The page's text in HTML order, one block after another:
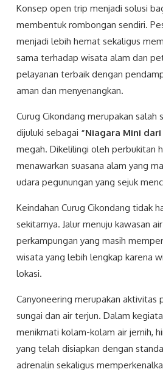
Konsep open trip menjadi solusi
membentuk rombongan sendiri.
menjadi lebih hemat sekaligus
sama terhadap wisata alam dan
pelayanan terbaik dengan
aman dan menyenangkan.
Curug Cikondang merupakan
dijuluki sebagai “Niagara Mini
megah. Dikelilingi oleh perbukitan
menawarkan suasana alam yang
udara pegunungan yang sejuk
Keindahan Curug Cikondang tidak
sekitarnya. Jalur menuju kawasan
perkampungan yang masih
wisata yang lebih lengkap karena
lokasi.
Canyoneering merupakan aktivitas
sungai dan air terjun. Dalam
menikmati kolam-kolam air jernih,
yang telah disiapkan dengan
adrenalin sekaligus